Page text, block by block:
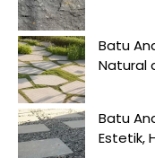
Batu
Natural
Batu
Estetik,